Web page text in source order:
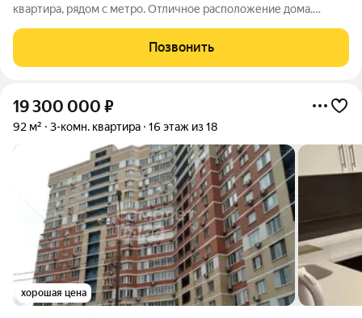
квартира, рядом с метро. Отличное расположение дома.
мебелью кухня. Санузел раздельный.. Четыре застекленных
лоджии. Окна на две стороны.
Позвонить
19 300 000 ₽
92 м² 3-комн. квартира 16 этаж из 18
хорошая цена